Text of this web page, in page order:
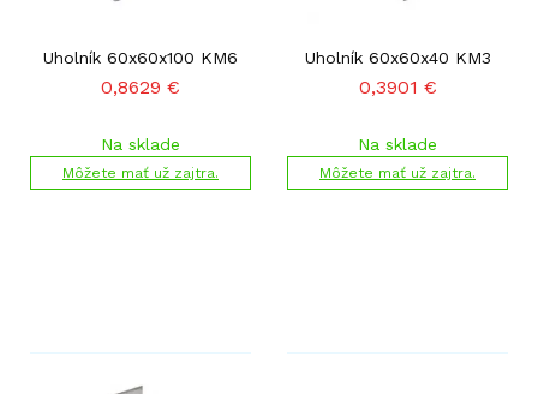
Uholník 60x60x100 KM6
0,8629 €
Na sklade
Môžete mať už zajtra.
Uholník 60x60x40 KM3
0,3901 €
Na sklade
Môžete mať už zajtra.